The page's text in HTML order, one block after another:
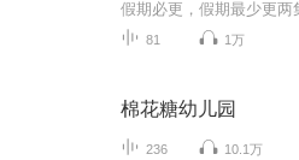
81 1万
棉花糖幼儿园
236 10.1万